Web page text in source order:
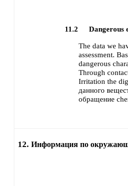
11.2 Dangerous
The data we
assessment.
dangerous
Through
Irritation the
данного
обращение
12. Информация по